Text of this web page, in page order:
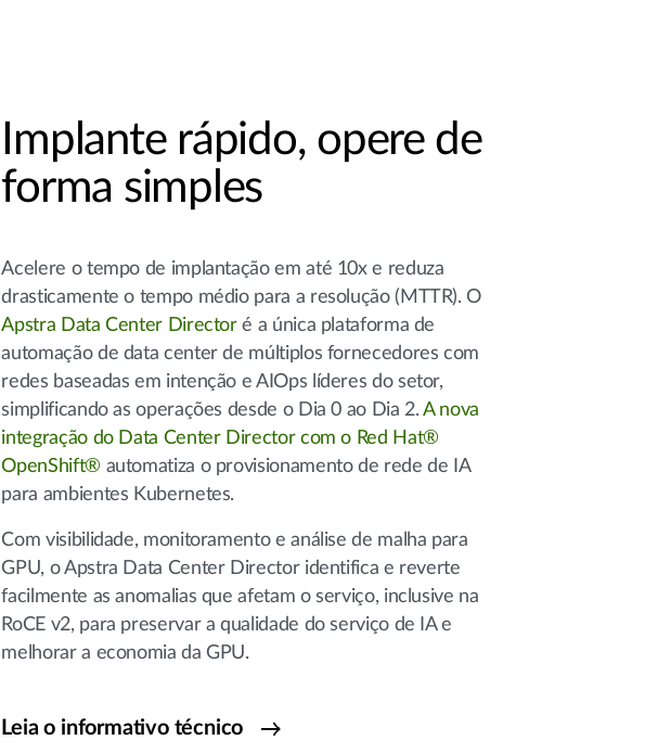
Implante rápido, opere de
forma simples
Acelere o tempo de implantação em até 10x e reduza
drasticamente o tempo médio para a resolução (MTTR). O
Apstra Data Center Directoré a única plataforma de
automação de data center de múltiplos fornecedores com
redes baseadas em intenção e AIOps líderes do setor,
simplificando as operações desde o Dia 0 ao Dia 2.A nova
integração do Data Center Director com o Red Hat®
OpenShift® automatiza o provisionamento de rede de IA
para ambientes Kubernetes.
Com visibilidade, monitoramento e análise de malha para
GPU, o Apstra Data Center Director identifica e reverte
facilmente as anomalias que afetam o serviço, inclusive na
RoCE v2, para preservar a qualidade do serviço de IA e
melhorar a economia da GPU.
Leia o informativo técnico